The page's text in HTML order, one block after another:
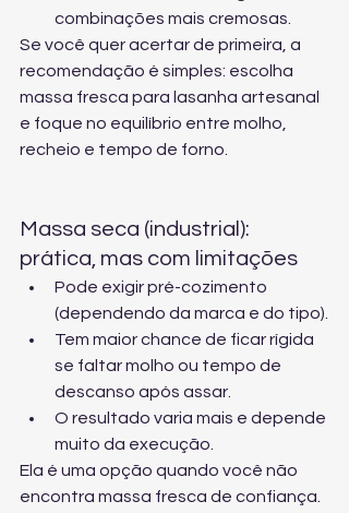
combinações mais cremosas.
Se você quer acertar de primeira, a
recomendação é simples: escolha
massa fresca para lasanha artesanal
e foque no equilíbrio entre molho,
recheio e tempo de forno.
Massa seca (industrial):
prática, mas com limitações
Pode exigir pré-cozimento
(dependendo da marca e do tipo).
Tem maior chance de ficar rígida
se faltar molho ou tempo de
descanso após assar.
O resultado varia mais e depende
muito da execução.
Ela é uma opção quando você não
encontra massa fresca de confiança.